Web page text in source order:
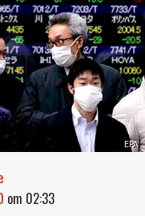
EPA
om 02:33